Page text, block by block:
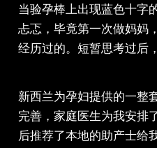
当验孕棒上出现蓝色十字
忐忑，毕竟第一次做妈妈
经历过的。短暂思考过后
新西兰为孕妇提供的一整
完善，家庭医生为我安排
后推荐了本地的助产士给